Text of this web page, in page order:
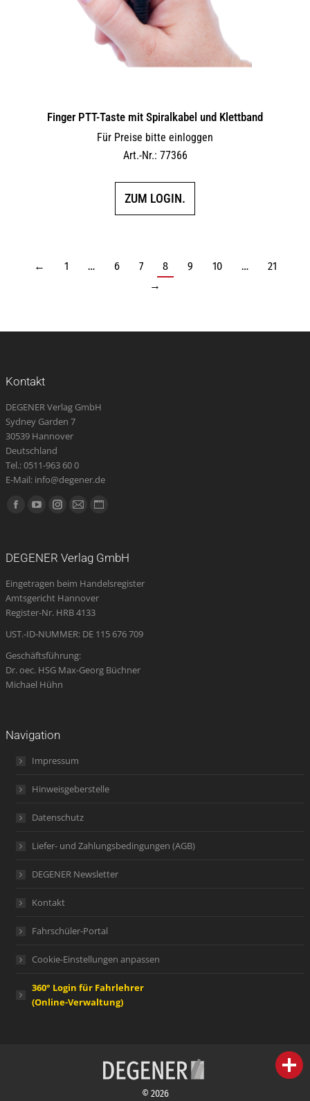
Finger PTT-Taste mit Spiralkabel und Klettband
Für Preise bitte einloggen
Art.-Nr.: 77366
ZUM LOGIN.
← 1 … 6 7 8 9 10 …
21
→
Kontakt
DEGENER Verlag GmbH
Sydney Garden 7
30539 Hannover
Deutschland
Tel.: 0511-963 60 0
E-Mail: info@degener.de
Finden Sie uns auf:
Facebook
new
window
YouTube
new
window
Instagram
new
window
E-
opens
in
new
Website
new
DEGENER Verlag GmbH
Eingetragen beim Handelsregister
Amtsgericht Hannover
Register-Nr. HRB 4133
UST.-ID-NUMMER: DE 115 676 709
Geschäftsführung:
Dr. oec. HSG Max-Georg Büchner
Michael Hühn
Navigation
Impressum
Hinweisgeberstelle
Datenschutz
Liefer- und Zahlungsbedingungen (AGB)
DEGENER Newsletter
Kontakt
Fahrschüler-Portal
Cookie-Einstellungen anpassen
360° Login für Fahrlehrer
(Online-Verwaltung)
© 2026
person IHR FACHBERATER
campaign